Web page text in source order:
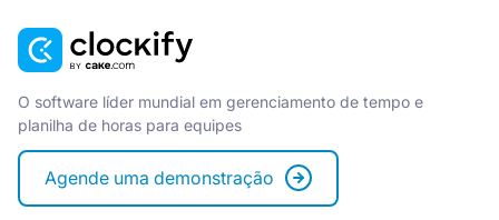
O software líder mundial em gerenciamento de tempo e
planilha de horas para equipes
Agende uma demonstração